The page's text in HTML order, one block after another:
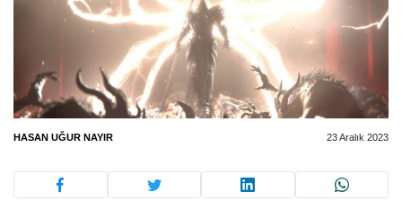
HASAN UĞUR NAYIR 23 Aralık 2023